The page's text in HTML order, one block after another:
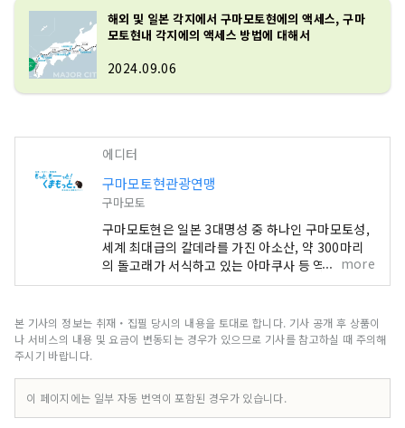
해외 및 일본 각지에서 구마모토현에의 액세스, 구마
모토현내 각지에의 액세스 방법에 대해서
2024.09.06
에디터
구마모토현관광연맹
구마모토
구마모토현은 일본 3대명성 중 하나인 구마모토성,
세계 최대급의 칼데라를 가진 아소산, 약 300마리
의 돌고래가 서식하고 있는 아마쿠사 등 역사와 대
자연이 공존하는 도시입니다. 일본에서 제일 유명한
몬을 만날 수 있을지도 모른다는 두근거림이 있습니
다! 또한 세계적으로 유명한 만화 원피스의 작가 오
밀짚모자 일당의 동상을 볼 수도 있습니다. 현내 각
지에서 잡힌 신선한 재료로 만드는 요리와 술은 모
두 맛있습니다. 여러분의 5감을 치유해 주는 구마모
more
본 기사의 정보는 취재・집필 당시의 내용을 토대로 합니다. 기사 공개 후 상품이
나 서비스의 내용 및 요금이 변동되는 경우가 있으므로 기사를 참고하실 때 주의해
주시기 바랍니다.
이 페이지에는 일부 자동 번역이 포함된 경우가 있습니다.